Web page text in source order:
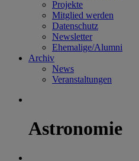
Projekte
Mitglied werden
Datenschutz
Newsletter
Ehemalige/Alumni
Archiv
News
Veranstaltungen
Astronomie